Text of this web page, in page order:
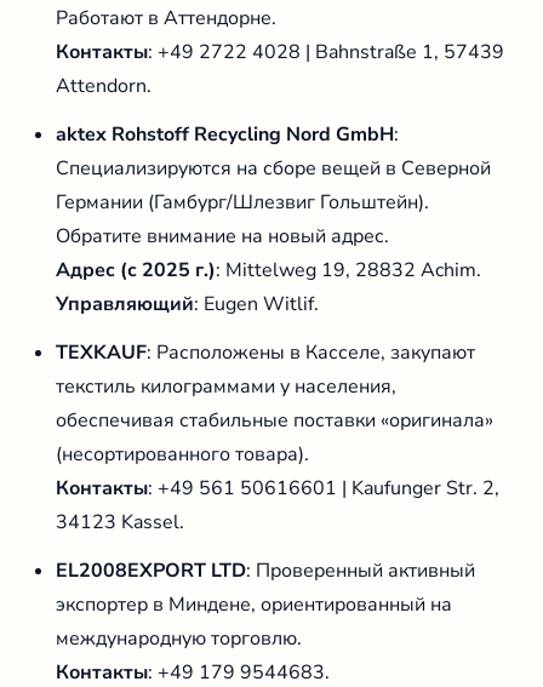
Работают в Аттендорне.
Контакты: +49 2722 4028 | Bahnstraße 1, 57439
Attendorn.
aktex Rohstoff Recycling Nord GmbH:
Специализируются на сборе вещей в Северной
Германии (Гамбург/Шлезвиг Гольштейн).
Обратите внимание на новый адрес.
Адрес (с 2025 г.): Mittelweg 19, 28832 Achim.
Управляющий: Eugen Witlif.
TEXKAUF: Расположены в Касселе, закупают
текстиль килограммами у населения,
обеспечивая стабильные поставки «оригинала»
(несортированного товара).
Контакты: +49 561 50616601 | Kaufunger Str. 2,
34123 Kassel.
EL2008EXPORT LTD: Проверенный активный
экспортер в Миндене, ориентированный на
международную торговлю.
Контакты: +49 179 9544683.